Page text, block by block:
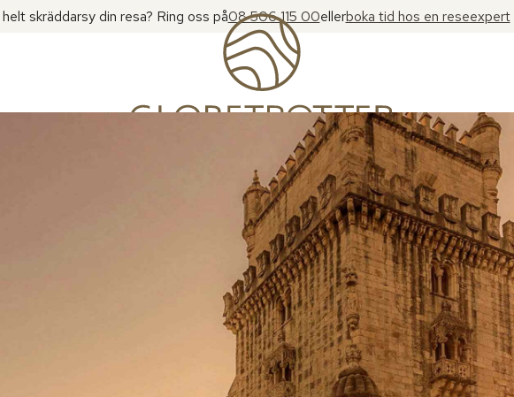
skräddarsy din resa? Ring oss på08 506 115 00ellerboka tid hos en reseexpert